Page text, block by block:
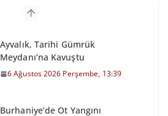
Ayvalık, Tarihi Gümrük
Meydanı’na Kavuştu
6 Ağustos 2026 Perşembe, 13:39
Burhaniye’de Ot Yangını